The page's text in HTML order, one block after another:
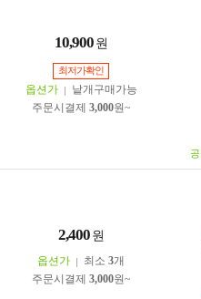
10,900 원
최저가확인
옵션가
낱개구매가능
주문시결제 3,000원~
2,400 원
옵션가 최소 3개
주문시결제 3,000원~